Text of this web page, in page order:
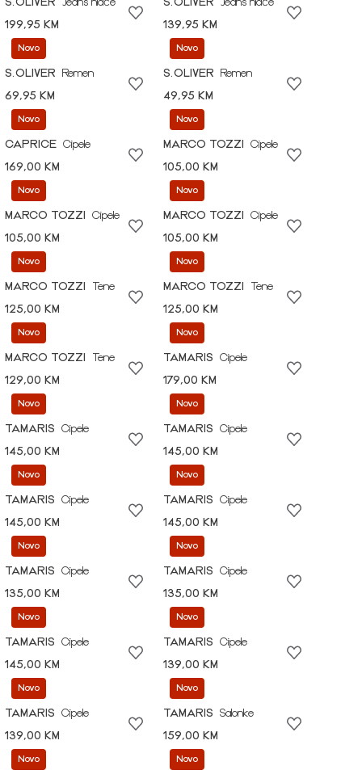
S.OLIVER
Jeans hlače
199,95 KM
S.OLIVER
Jeans hlače
139,95 KM
Novo
S.OLIVER
Remen
69,95 KM
Novo
S.OLIVER
Remen
49,95 KM
Novo
CAPRICE Cipele
169,00 KM
Novo
MARCO TOZZI
Cipele
105,00 KM
Novo
MARCO TOZZI
Cipele
105,00 KM
Novo
MARCO TOZZI
Cipele
105,00 KM
Novo
MARCO TOZZI
Tene
125,00 KM
Novo
MARCO TOZZI
Tene
125,00 KM
Novo
MARCO TOZZI
Tene
129,00 KM
Novo
TAMARIS
Cipele
179,00 KM
Novo
TAMARIS
Cipele
145,00 KM
Novo
TAMARIS
Cipele
145,00 KM
Novo
TAMARIS
Cipele
145,00 KM
Novo
TAMARIS
Cipele
145,00 KM
Novo
TAMARIS
Cipele
135,00 KM
Novo
TAMARIS
Cipele
135,00 KM
Novo
TAMARIS
Cipele
145,00 KM
Novo
TAMARIS
Cipele
139,00 KM
Novo
TAMARIS
Cipele
139,00 KM
Novo
TAMARIS
Salonke
159,00 KM
Novo Novo